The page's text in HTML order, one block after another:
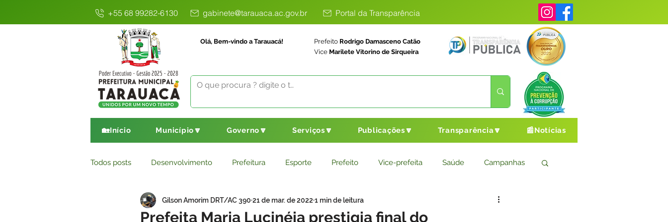
+55 68 99282-6130 gabinete@tarauaca.ac.gov.br Portal da Transparência
Olá, Bem-vindo a Tarauacá! Prefeito Rodrigo Damasceno Catão
Vice Marilete Vitorino de Sirqueira
🏡Início Município🔽 Governo🔽 Serviços🔽 Publicações🔽 Transparência🔽 📰Notícias
Todos posts Desenvolvimento Prefeitura Esporte Prefeito Vice-prefeita Saúde Campanhas
Comunicado Educação Saneamento Básico Agricultura Cultura e Esporte
Prefeita Maria Lucinéia prestigia final do
Gilson Amorim DRT/AC 390 21 de mar. de 2022 1 min de leitura